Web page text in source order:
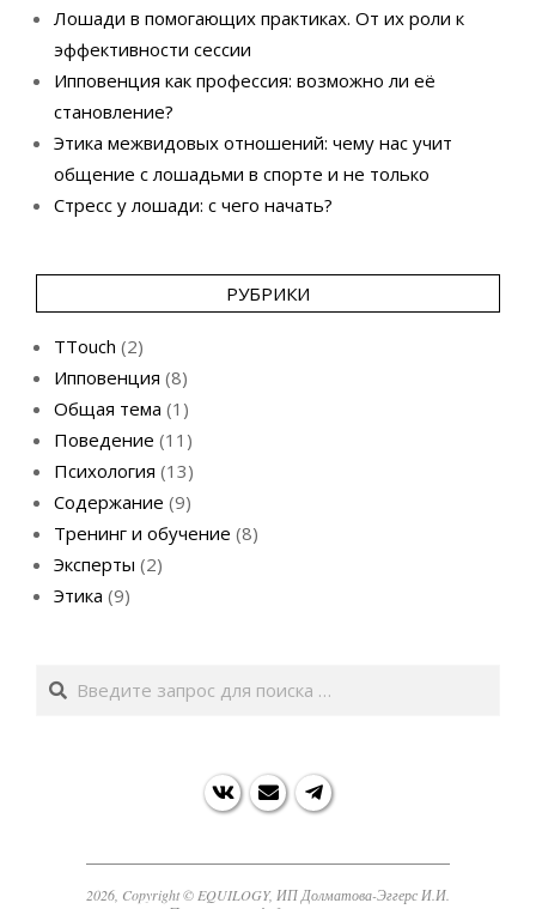
Лошади в помогающих практиках. От их роли к
эффективности сессии
Ипповенция как профессия: возможно ли её
становление?
Этика межвидовых отношений: чему нас учит
общение с лошадьми в спорте и не только
Стресс у лошади: с чего начать?
РУБРИКИ
TTouch (2)
Ипповенция (8)
Общая тема (1)
Поведение (11)
Психология (13)
Содержание (9)
Тренинг и обучение (8)
Эксперты (2)
Этика (9)
Search
2026, Copyright © EQUILOGY, ИП Долматова-Эггерс И.И.